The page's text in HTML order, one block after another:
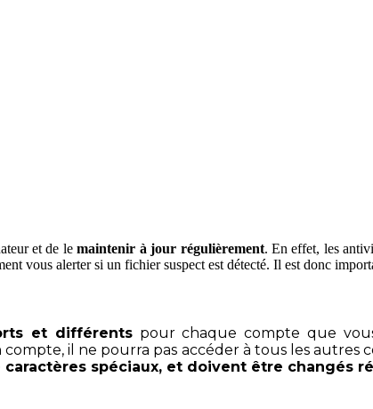
et de lemaintenir à jour régulièrement. En effet, les
vous alerter si un fichier suspect est détecté. Il est donc
et différentspour chaque compte que
il ne pourra pas accéder à tous les autres
spéciaux, et doivent être changés